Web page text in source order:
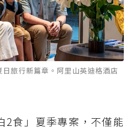
旅行新篇章。阿里山英迪格酒店
2食」夏季專案，不僅能